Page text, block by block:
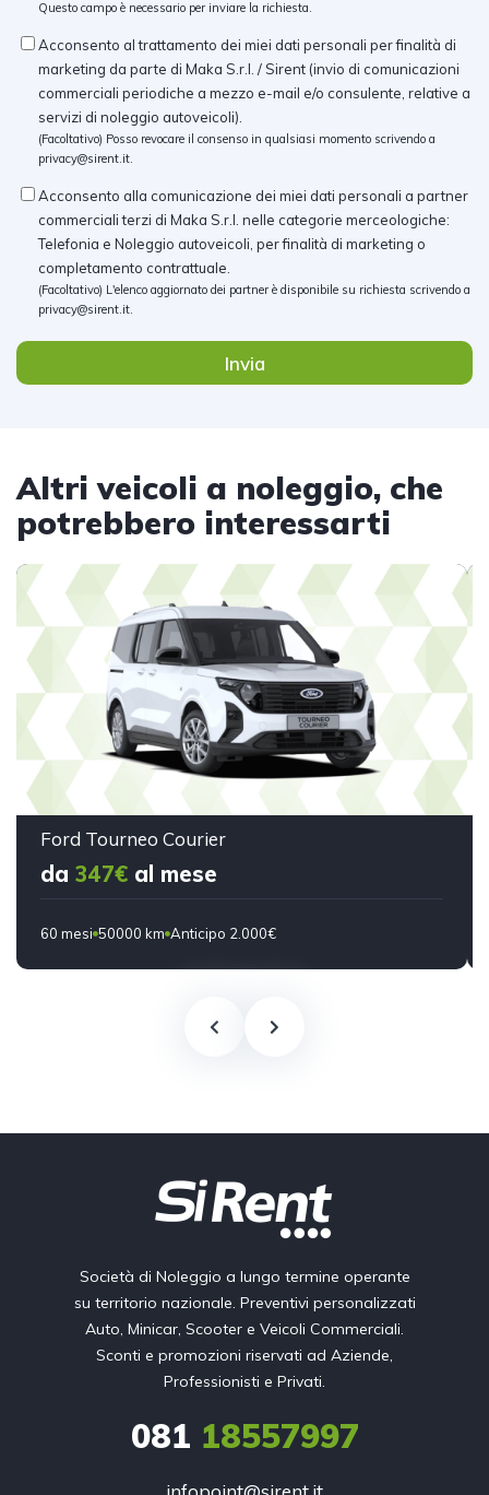
Questo campo è necessario per inviare la richiesta.
Acconsento al trattamento dei miei dati personali per finalità di
marketing da parte di Maka S.r.l. / Sirent (invio di comunicazioni
commerciali periodiche a mezzo e-mail e/o consulente, relative a
servizi di noleggio autoveicoli).
(Facoltativo) Posso revocare il consenso in qualsiasi momento scrivendo a
privacy@sirent.it.
Acconsento alla comunicazione dei miei dati personali a partner
commerciali terzi di Maka S.r.l. nelle categorie merceologiche:
Telefonia e Noleggio autoveicoli, per finalità di marketing o
completamento contrattuale.
(Facoltativo) L'elenco aggiornato dei partner è disponibile su richiesta scrivendo a
privacy@sirent.it.
Invia
Altri veicoli a noleggio, che
potrebbero interessarti
Ford Tourneo Courier
da 347€ al mese
60 mesi 50000 km Anticipo 2.000€
Società di Noleggio a lungo termine operante
su territorio nazionale. Preventivi personalizzati
Auto, Minicar, Scooter e Veicoli Commerciali.
Sconti e promozioni riservati ad Aziende,
Professionisti e Privati.
081 18557997